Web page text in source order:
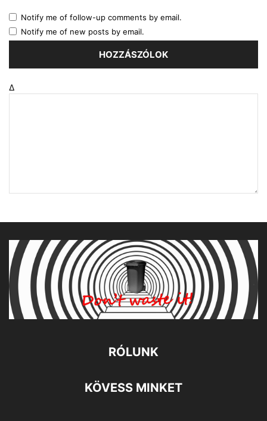
Notify me of follow-up comments by email.
Notify me of new posts by email.
Δ
RÓLUNK
KÖVESS MINKET